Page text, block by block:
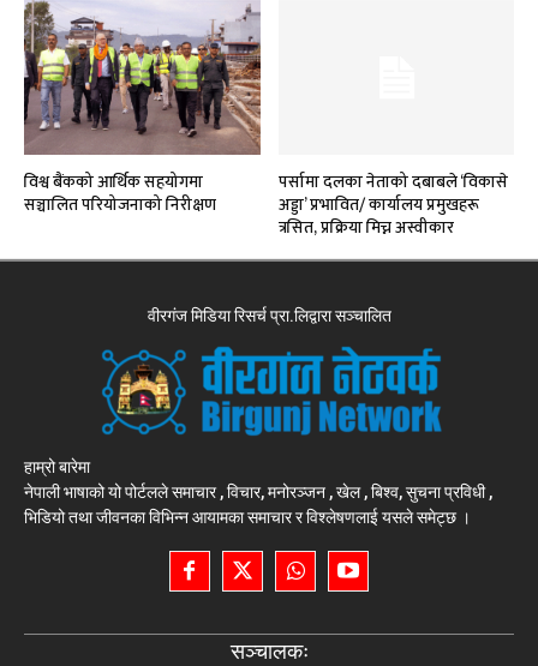
विश्व बैंकको आर्थिक सहयोगमा
सञ्चालित परियोजनाको निरीक्षण
पर्सामा दलका नेताको दबाबले ‘विकासे
अड्डा’ प्रभावित/ कार्यालय प्रमुखहरू
त्रसित, प्रक्रिया मिच्न अस्वीकार
वीरगंज मिडिया रिसर्च प्रा.लिद्वारा सञ्चालित
हाम्रो बारेमा
नेपाली भाषाको यो पोर्टलले समाचार , विचार, मनोरञ्जन , खेल , बिश्व, सुचना प्रविधी ,
भिडियो तथा जीवनका विभिन्न आयामका समाचार र विश्लेषणलाई यसले समेट्छ ।
सञ्चालकः